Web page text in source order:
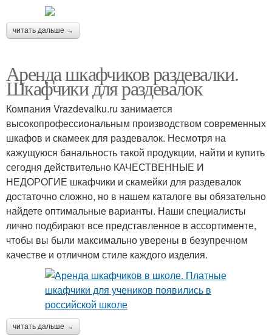
читать дальше →
Аренда шкафчиков раздевалки.
Шкафчики для раздевалок
Компания Vrazdevalku.ru занимается
высокопрофессиональным производством современных
шкафов и скамеек для раздевалок. Несмотря на
кажущуюся банальность такой продукции, найти и купить
сегодня действительно КАЧЕСТВЕННЫЕ И
НЕДОРОГИЕ шкафчики и скамейки для раздевалок
достаточно сложно, но в нашем каталоге вы обязательно
найдете оптимальные варианты. Наши специалисты
лично подбирают все представленное в ассортименте,
чтобы вы были максимально уверены в безупречном
качестве и отличном стиле каждого изделия.
читать дальше →